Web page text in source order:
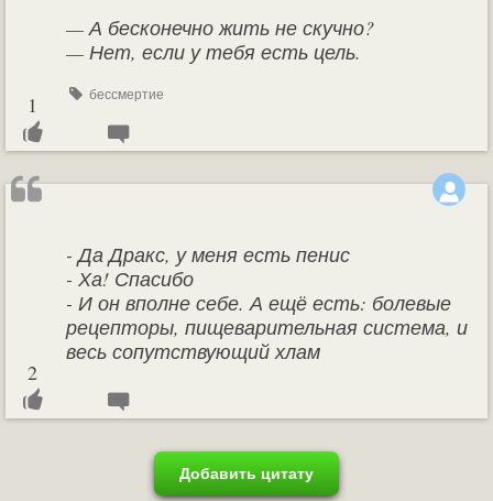
— А бесконечно жить не скучно?
— Нет, если у тебя есть цель.
бессмертие
1
- Да Дракс, у меня есть пенис
- Ха! Спасибо
- И он вполне себе. А ещё есть: болевые
рецепторы, пищеварительная система, и
весь сопутствующий хлам
2
Добавить цитату